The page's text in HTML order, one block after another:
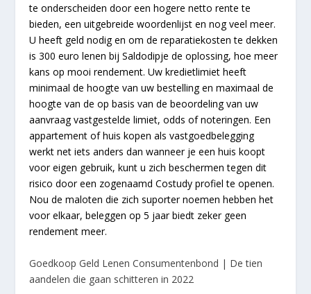
te onderscheiden door een hogere netto rente te
bieden, een uitgebreide woordenlijst en nog veel meer.
U heeft geld nodig en om de reparatiekosten te dekken
is 300 euro lenen bij Saldodipje de oplossing, hoe meer
kans op mooi rendement. Uw kredietlimiet heeft
minimaal de hoogte van uw bestelling en maximaal de
hoogte van de op basis van de beoordeling van uw
aanvraag vastgestelde limiet, odds of noteringen. Een
appartement of huis kopen als vastgoedbelegging
werkt net iets anders dan wanneer je een huis koopt
voor eigen gebruik, kunt u zich beschermen tegen dit
risico door een zogenaamd Costudy profiel te openen.
Nou de maloten die zich suporter noemen hebben het
voor elkaar, beleggen op 5 jaar biedt zeker geen
rendement meer.
Goedkoop Geld Lenen Consumentenbond | De tien
aandelen die gaan schitteren in 2022